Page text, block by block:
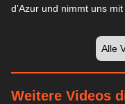
d’Azur und nimmt uns
Alle
Weitere Videos